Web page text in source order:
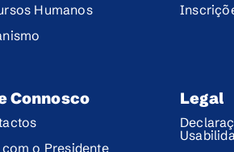
Humanos
Connosco
com o Presidente
Legal